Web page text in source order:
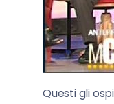
Questi gli